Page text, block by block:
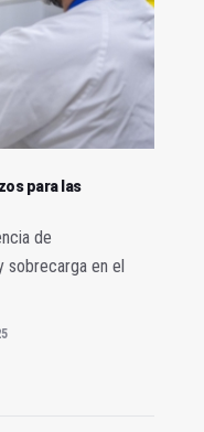
para las
de
en el